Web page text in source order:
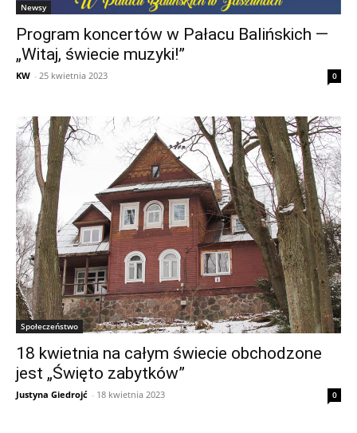
Newsy
Program koncertów w Pałacu Balińskich —
„Witaj, świecie muzyki!”
KW - 25 kwietnia 2023 0
Społeczeństwo
18 kwietnia na całym świecie obchodzone
jest „Święto zabytków”
Justyna Giedrojć - 18 kwietnia 2023 0